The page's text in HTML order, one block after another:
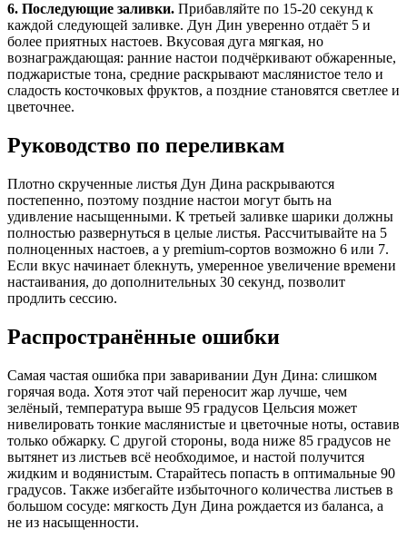
6. Последующие заливки. Прибавляйте по 15-20 секунд к
каждой следующей заливке. Дун Дин уверенно отдаёт 5 и
более приятных настоев. Вкусовая дуга мягкая, но
вознаграждающая: ранние настои подчёркивают обжаренные,
поджаристые тона, средние раскрывают маслянистое тело и
сладость косточковых фруктов, а поздние становятся светлее и
цветочнее.
Руководство по переливкам
Плотно скрученные листья Дун Дина раскрываются
постепенно, поэтому поздние настои могут быть на
удивление насыщенными. К третьей заливке шарики должны
полностью развернуться в целые листья. Рассчитывайте на 5
полноценных настоев, а у premium-сортов возможно 6 или 7.
Если вкус начинает блекнуть, умеренное увеличение времени
настаивания, до дополнительных 30 секунд, позволит
продлить сессию.
Распространённые ошибки
Самая частая ошибка при заваривании Дун Дина: слишком
горячая вода. Хотя этот чай переносит жар лучше, чем
зелёный, температура выше 95 градусов Цельсия может
нивелировать тонкие маслянистые и цветочные ноты, оставив
только обжарку. С другой стороны, вода ниже 85 градусов не
вытянет из листьев всё необходимое, и настой получится
жидким и водянистым. Старайтесь попасть в оптимальные 90
градусов. Также избегайте избыточного количества листьев в
большом сосуде: мягкость Дун Дина рождается из баланса, а
не из насыщенности.